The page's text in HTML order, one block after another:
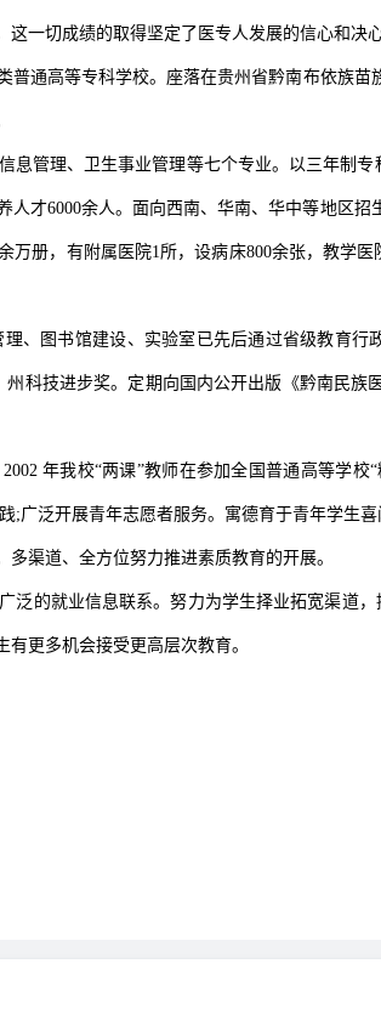
一切成绩的取得坚定了医专人发展的信心和决心
通高等专科学校。座落在贵州省黔南布依族
管理、卫生事业管理等七个专业。以三年制
才6000余人。面向西南、华南、华中等地区
册，有附属医院1所，设病床800余张，教学
、图书馆建设、实验室已先后通过省级教育
科技进步奖。定期向国内公开出版《黔南民族
年我校“两课”教师在参加全国普通高等学
广泛开展青年志愿者服务。寓德育于青年学生
渠道、全方位努力推进素质教育的开展。
的就业信息联系。努力为学生择业拓宽渠道
更多机会接受更高层次教育。